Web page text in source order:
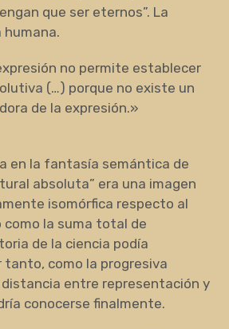
que ser eternos”. La
no permite establecer
(…) porque no existe un
de la expresión.»
en la fantasía semántica de
absoluta” era una imagen
isomórfica respecto al
como la suma total de
de la ciencia podía
como la progresiva
distancia entre representación y
conocerse finalmente.